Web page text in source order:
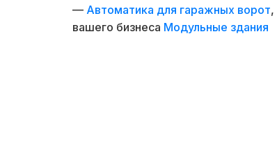
— Автоматика для гаражных ворот,
вашего бизнеса Модульные здания